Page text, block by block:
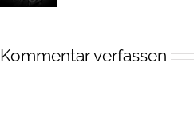
Kommentar verfassen